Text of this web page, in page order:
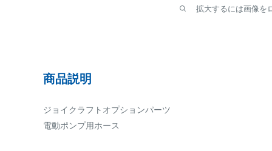
拡大するには画像を
商品説明
ジョイクラフトオプションパーツ
電動ポンプ用ホース